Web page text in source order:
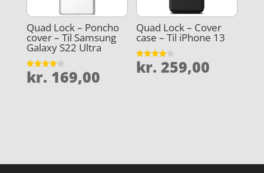
Quad Lock – Poncho
cover – Til Samsung
Galaxy S22 Ultra
Vurderet
4.1
kr. 169,00
Quad Lock – Cover
case – Til iPhone 13
Vurderet
4
kr. 259,00